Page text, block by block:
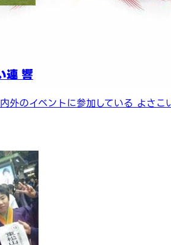
連 響
外のイベントに参加している よさこ